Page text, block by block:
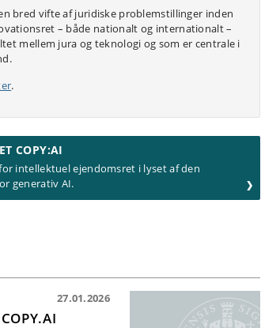
bred vifte af juridiske problemstillinger inden
– både nationalt og internationalt –
mellem jura og teknologi og som er centrale i
.
COPY:AI
intellektuel ejendomsret i lyset af den
generativ AI.
27.01.2026